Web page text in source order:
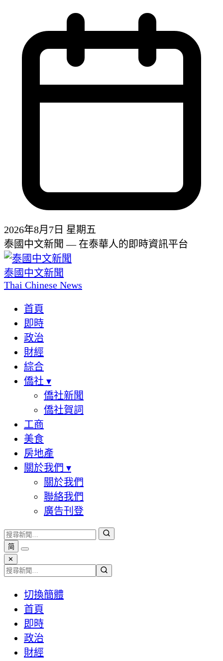
2026年8月7日 星期五
泰國中文新聞 — 在泰華人的即時資訊平台
泰國中文新聞
Thai Chinese News
首頁
即時
政治
財經
綜合
僑社 ▾
僑社新聞
僑社賀詞
工商
美食
房地產
關於我們 ▾
關於我們
聯絡我們
廣告刊登
简
✕
切換簡體
首頁
即時
政治
財經